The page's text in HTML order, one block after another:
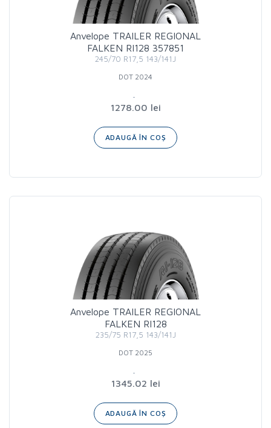
Anvelope TRAILER REGIONAL
FALKEN RI128 357851
245/70 R17,5 143/141J
DOT 2024
1278.00 lei
ADAUGĂ ÎN COȘ
Anvelope TRAILER REGIONAL
FALKEN RI128
235/75 R17,5 143/141J
DOT 2025
1345.02 lei
ADAUGĂ ÎN COȘ